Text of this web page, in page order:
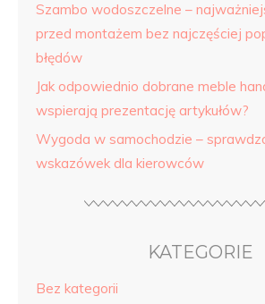
Szambo wodoszczelne –
przed montażem bez najczęściej
błędów
Jak odpowiednio dobrane meble
wspierają prezentację artykułów?
Wygoda w samochodzie –
wskazówek dla kierowców
KATEGORIE
Bez kategorii